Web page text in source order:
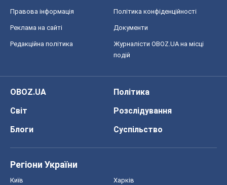
Правова інформація Політика конфіденційності
Реклама на сайті Документи
Редакційна політика
Журналісти OBOZ.UA на місці
подій
OBOZ.UA
Політика
Світ
Розслідування
Блоги
Суспільство
Регіони України
Київ Харків